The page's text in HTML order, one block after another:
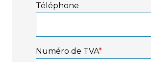
Téléphone
Numéro de TVA*